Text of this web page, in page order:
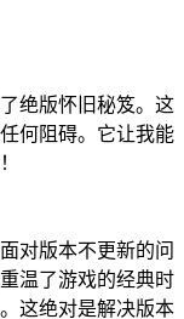
绝版怀旧秘笈。这
何阻碍。它让我能
对版本不更新的问
温了游戏的经典时
这绝对是解决版本